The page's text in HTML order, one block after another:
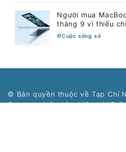
Người mua
tháng 9 vì thiếu
Cuộc sống số
© Bản quyền thuộc về Tạp Chí
Cơ quan chủ quản: Hiệp hội